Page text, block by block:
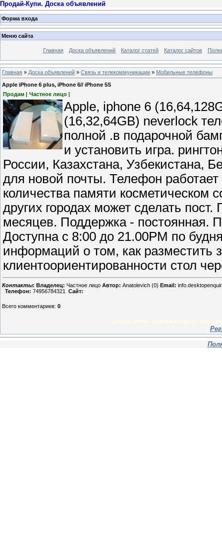
Продай-Купи. Доска объявлений
Форма входа
Меню сайта
Главная Доска объявлений Каталог статей Каталог сайтов
Главная » Доска объявлений » Связь и телекоммуникации » Мобильные телефоны
Apple iPhone 6 plus, iPhone 6// iPhone 5S
Продам | Частное лицо |
Apple, iphone 6
(16,32,64GB) neverlock
полной .в подарочной
и установить игра.
России, Казахстана, Узбекистана,
для новой почты. Телефон
количества памяти косметическом
других городах может сделать
месяцев. Поддержка - постоянная.
Доступна с 8:00 до 21.00PM по
информаций о том, как разместить
клиентоориентированности стол
Контакты: Владелец: Частное лицо Автор: Anatolevich (0) Email:
Телефон: 74956784321 Сайт:
Всего комментариев: 0